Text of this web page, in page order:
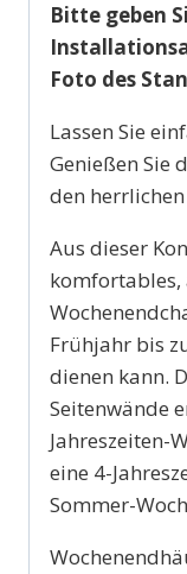
Bitte geben
Foto des
Lassen Sie
Genießen Sie
den
Aus dieser
komfortables,
Frühjahr bis
dienen kann.
Seitenwände
Jahreszeiten-
eine 4-
Sommer-